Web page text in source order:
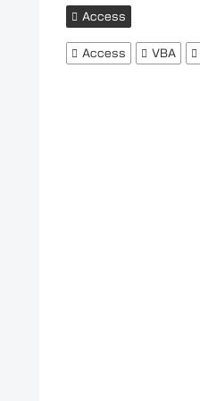
Access
Access VBA